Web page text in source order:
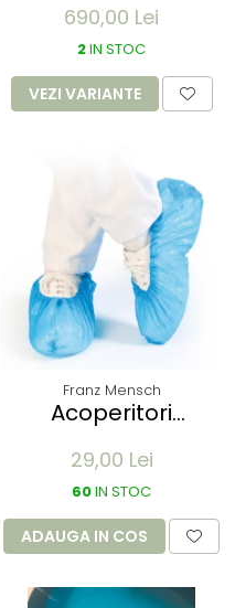
diverse culori
690,00 Lei
2IN STOC
VEZI VARIANTE
Franz Mensch
Acoperitori
din CPE - albastru
41x15 cm, 25 my
unica folosinta - 100
buc
29,00 Lei
60IN STOC
ADAUGA IN COS